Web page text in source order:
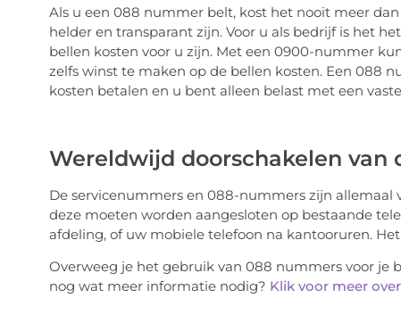
Als u een 088 nummer belt, kost het nooit meer
helder en transparant zijn. Voor u als bedrijf is het
bellen kosten voor u zijn. Met een 0900-nummer
zelfs winst te maken op de bellen kosten. Een 088
kosten betalen en u bent alleen belast met een
Wereldwijd doorschakelen van
De servicenummers en 088-nummers zijn
deze moeten worden aangesloten op bestaande
afdeling, of uw mobiele telefoon na kantooruren.
Overweeg je het gebruik van 088 nummers voor je
nog wat meer informatie nodig? Klik voor meer